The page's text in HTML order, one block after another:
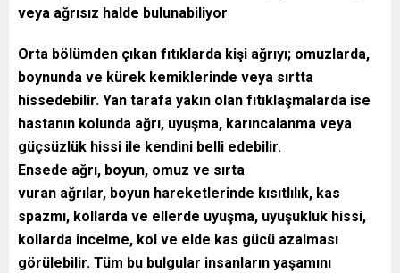
veya ağrısız halde bulunabiliyor
Orta bölümden çıkan fıtıklarda kişi ağrıyı; omuzlarda,
boynunda ve kürek kemiklerinde veya sırtta
hissedebilir. Yan tarafa yakın olan fıtıklaşmalarda ise
hastanın kolunda ağrı, uyuşma, karıncalanma veya
güçsüzlük hissi ile kendini belli edebilir.
Ensede ağrı, boyun, omuz ve sırta
vuran ağrılar, boyun hareketlerinde kısıtlılık, kas
spazmı, kollarda ve ellerde uyuşma, uyuşukluk hissi,
kollarda incelme, kol ve elde kas gücü azalması
görülebilir. Tüm bu bulgular insanların yaşamını